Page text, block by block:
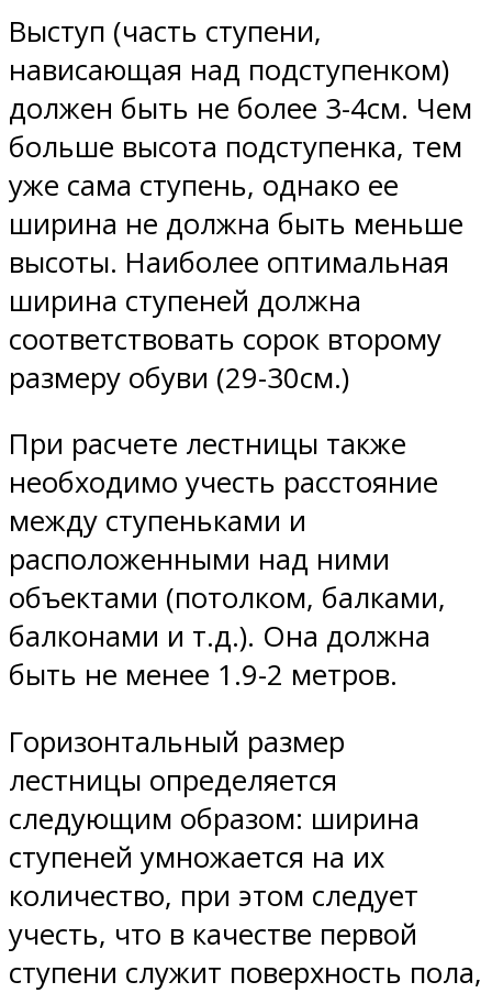
Выступ (часть ступени,
нависающая над подступенком)
должен быть не более 3-4см. Чем
больше высота подступенка, тем
уже сама ступень, однако ее
ширина не должна быть меньше
высоты. Наиболее оптимальная
ширина ступеней должна
соответствовать сорок второму
размеру обуви (29-30см.)
При расчете лестницы также
необходимо учесть расстояние
между ступеньками и
расположенными над ними
объектами (потолком, балками,
балконами и т.д.). Она должна
быть не менее 1.9-2 метров.
Горизонтальный размер
лестницы определяется
следующим образом: ширина
ступеней умножается на их
количество, при этом следует
учесть, что в качестве первой
ступени служит поверхность пола,